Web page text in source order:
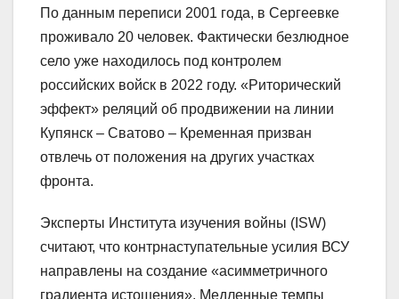
По данным переписи 2001 года, в Сергеевке
проживало 20 человек. Фактически безлюдное
село уже находилось под контролем
российских войск в 2022 году. «Риторический
эффект» реляций об продвижении на линии
Купянск – Сватово – Кременная призван
отвлечь от положения на других участках
фронта.
Эксперты Института изучения войны (ISW)
считают, что контрнаступательные усилия ВСУ
направлены на создание «асимметричного
градиента истощения». Медленные темпы